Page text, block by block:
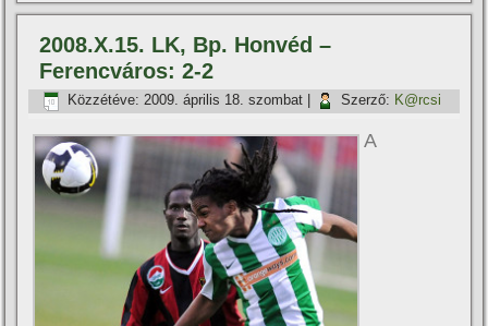
2008.X.15. LK, Bp. Honvéd –
Ferencváros: 2-2
Közzétéve: 2009. április 18. szombat Szerző: K@rcsi
A